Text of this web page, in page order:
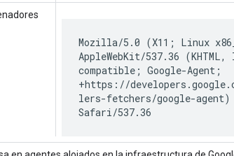
Mozilla/5.0 (X11; Linux
AppleWebKit/537.36
compatible; Google-Agent;
+https://
lers-fetchers/google-agent)
Safari/537.36